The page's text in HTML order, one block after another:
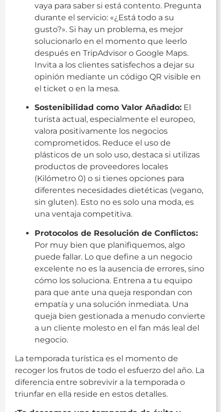
vaya para saber si está contento. Pregunta
durante el servicio: «¿Está todo a su
gusto?». Si hay un problema, es mejor
solucionarlo en el momento que leerlo
después en TripAdvisor o Google Maps.
Invita a los clientes satisfechos a dejar su
opinión mediante un código QR visible en
el ticket o en la mesa.
Sostenibilidad como Valor Añadido: El
turista actual, especialmente el europeo,
valora positivamente los negocios
comprometidos. Reduce el uso de
plásticos de un solo uso, destaca si utilizas
productos de proveedores locales
(Kilómetro 0) o si tienes opciones para
diferentes necesidades dietéticas (vegano,
sin gluten). Esto no es solo una moda, es
una ventaja competitiva.
Protocolos de Resolución de Conflictos:
Por muy bien que planifiquemos, algo
puede fallar. Lo que define a un negocio
excelente no es la ausencia de errores, sino
cómo los soluciona. Entrena a tu equipo
para que ante una queja respondan con
empatía y una solución inmediata. Una
queja bien gestionada a menudo convierte
a un cliente molesto en el fan más leal del
negocio.
La temporada turística es el momento de
recoger los frutos de todo el esfuerzo del año. La
diferencia entre sobrevivir a la temporada o
triunfar en ella reside en estos detalles.